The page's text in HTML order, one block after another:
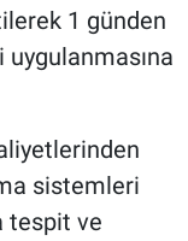
1 günden
sistemleri
tespit ve